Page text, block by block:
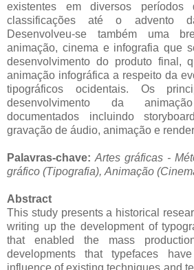
existentes em diversos
classificações até o advento
Desenvolveu-se também uma
animação, cinema e infografia que
desenvolvimento do produto final,
animação infográfica a respeito da
tipográficos ocidentais. Os
desenvolvimento da
documentados incluindo
gravação de áudio, animação e
Palavras-chave: Artes gráficas -
gráfico (Tipografia), Animação
Abstract
This study presents a historical
writing up the development of
that enabled the mass
developments that typefaces
influence of existing techniques and